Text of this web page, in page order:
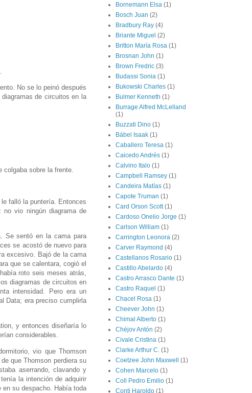
No se lo peinó después
de circuitos en la
sobre la frente.
falló la puntería. Entonces
vio ningún diagrama de
Se sentó en la cama para
se acostó de nuevo para
excesivo. Bajó de la cama
que se calentara, cogió el
roto seis meses atrás,
diagramas de circuitos en
intensidad. Pero era un
Data; era preciso cumplirla
y entonces diseñaría lo
considerables.
vio que Thomson
que Thomson perdiera su
aserrando, clavando y
la intención de adquirir
su despacho. Había toda
Bornemann Elsa (1)
Bosch Juan (2)
Bradbury Ray (4)
Briante Miguel (2)
Britton María Rosa (1)
Brosnan John (1)
Brown Fredric (3)
Budassi Sonia (1)
Bukowski Charles (1)
Bulmer Kenneth (1)
Burrage Alfred McLelland
(1)
Buzzati Dino (1)
Bábel Isaak (1)
Caballero Teresa (1)
Caicedo Andrés (1)
Calvino Italo (1)
Campbell Ramsey (1)
Candeira Matías (1)
Capote Truman (1)
Card Orson Scott (1)
Cardoso Onelio Jorge (1)
Carlson William (1)
Carrington Leonora (2)
Carver Raymond (4)
Castellanos Rosario (1)
Castillo Abelardo (4)
Castro Arrasco Dante (1)
Castro Raquel (1)
Chacel Rosa (1)
Cheever John (1)
Chimal Alberto (1)
Chéjov Antón (2)
Civale Cristina (1)
Clarke Arthur C. (1)
Coetzee John Maxwell
(1)
Cohen Marcelo (1)
Coll Pedro Emilio (1)
Conti Haroldo (1)